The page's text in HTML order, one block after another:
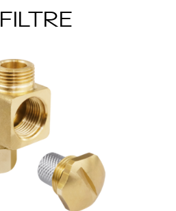
FILTRE